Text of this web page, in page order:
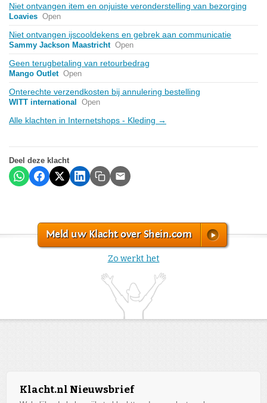
Niet ontvangen item en onjuiste veronderstelling van bezorging
Loavies Open
Niet ontvangen ijscooldekens en gebrek aan communicatie
Sammy Jackson Maastricht Open
Geen terugbetaling van retourbedrag
Mango Outlet Open
Onterechte verzendkosten bij annulering bestelling
WITT international Open
Alle klachten in Internetshops - Kleding →
Deel deze klacht
Meld uw Klacht over Shein.com
Zo werkt het
Klacht.nl Nieuwsbrief